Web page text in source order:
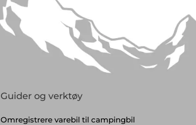
Guider og verktøy
Omregistrere varebil til campingbil